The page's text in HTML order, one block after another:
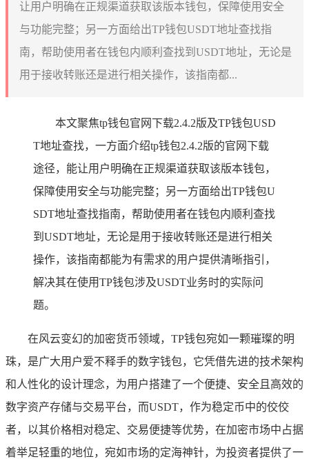
让用户明确在正规渠道获取该版本钱包，保障使用安全
与功能完整；另一方面给出TP钱包USDT地址查找指
南，帮助使用者在钱包内顺利查找到USDT地址，无论是
用于接收转账还是进行相关操作，该指南都...
本文聚焦tp钱包官网下载2.4.2版及TP钱包USD
T地址查找，一方面介绍tp钱包2.4.2版的官网下载
途径，能让用户明确在正规渠道获取该版本钱包，
保障使用安全与功能完整；另一方面给出TP钱包U
SDT地址查找指南，帮助使用者在钱包内顺利查找
到USDT地址，无论是用于接收转账还是进行相关
操作，该指南都能为有需求的用户提供清晰指引，
解决其在使用TP钱包涉及USDT业务时的实际问
题。
在风云变幻的加密货币领域，TP钱包宛如一颗璀璨的明
珠，是广大用户爱不释手的数字钱包，它凭借先进的技术架构
和人性化的设计理念，为用户搭建了一个便捷、安全且高效的
数字资产存储与交易平台，而USDT，作为稳定币中的佼佼
者，以其价格相对稳定、交易便捷等优势，在加密市场中占据
着举足轻重的地位，宛如市场的定海神针，为投资者提供了一